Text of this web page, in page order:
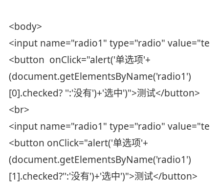
<body>
<input name="radio1" type="radio"
<button onClick="alert('单选项'+
(document.getElementsByName('radio1')
[0].checked? '':'没有')+'选中')">测试</button>
<br>
<input name="radio1" type="radio"
<button onClick="alert('单选项'+
(document.getElementsByName('radio1')
[1].checked?'':'没有')+'选中')">测试</button>